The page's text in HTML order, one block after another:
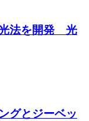
法を開発 光
グとジーベッ